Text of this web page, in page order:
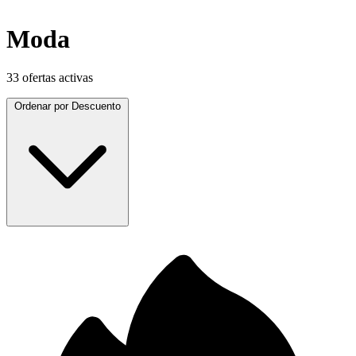
Moda
33 ofertas activas
Ordenar por Descuento